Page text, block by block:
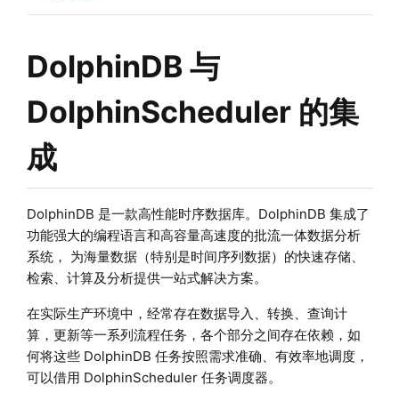
DolphinDB 与
DolphinScheduler 的集
成
DolphinDB 是一款高性能时序数据库。DolphinDB 集成了
功能强大的编程语言和高容量高速度的批流一体数据分析
系统， 为海量数据（特别是时间序列数据）的快速存储、
检索、计算及分析提供一站式解决方案。
在实际生产环境中，经常存在数据导入、转换、查询计
算，更新等一系列流程任务，各个部分之间存在依赖，如
何将这些 DolphinDB 任务按照需求准确、有效率地调度，
可以借用 DolphinScheduler 任务调度器。